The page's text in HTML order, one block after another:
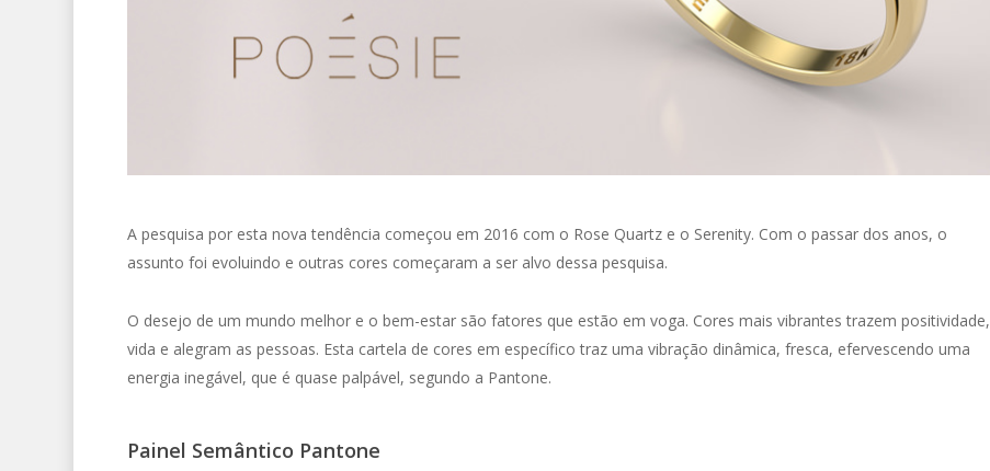
A pesquisa por esta nova tendência começou em 2016 com o Rose Quartz e o Serenity. Com o passar dos anos, o
assunto foi evoluindo e outras cores começaram a ser alvo dessa pesquisa.
O desejo de um mundo melhor e o bem-estar são fatores que estão em voga. Cores mais vibrantes trazem positividade,
vida e alegram as pessoas. Esta cartela de cores em específico traz uma vibração dinâmica, fresca, efervescendo uma
energia inegável, que é quase palpável, segundo a Pantone.
Painel Semântico Pantone